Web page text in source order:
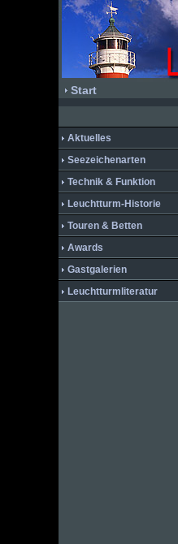
Start
Aktuelles
Seezeichenarten
Technik & Funktion
Leuchtturm-Historie
Touren & Betten
Awards
Gastgalerien
Leuchtturmliteratur